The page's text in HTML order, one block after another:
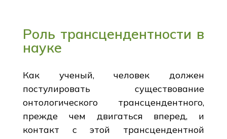
Роль трансцендентности в
науке
Как ученый, человек должен
постулировать существование
онтологического трансцендентного,
прежде чем двигаться вперед, и
контакт с этой трансцендентной